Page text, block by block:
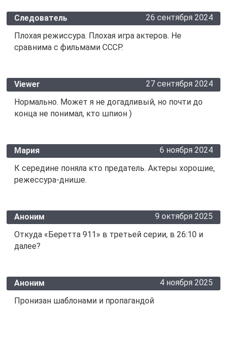
Следователь
26 сентября 2024
Плохая режиссура. Плохая игра актеров. Не
сравнима с фильмами СССР.
Viewer
27 сентября 2024
Нормально. Может я не догадливый, но почти до
конца не понимал, кто шпион )
Мария
6 ноября 2024
К середине поняла кто предатель. Актеры хорошие,
режессура-днише.
Аноним
9 октября 2025
Откуда «Беретта 911» в третьей серии, в 26:10 и
далее?
Аноним
4 ноября 2025
Пронизан шаблонами и пропагандой